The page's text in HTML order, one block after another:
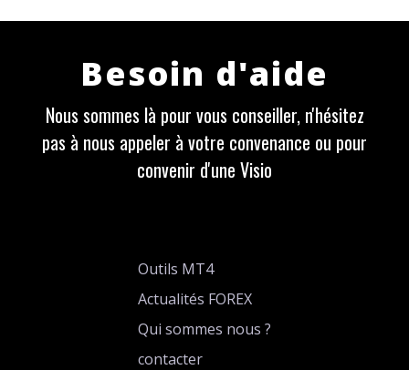
Besoin d'aide
Nous sommes là pour vous conseiller, n'hésitez
pas à nous appeler à votre convenance ou pour
convenir d'une Visio
Outils MT4
Actualités FOREX
Qui sommes nous ?
contacter